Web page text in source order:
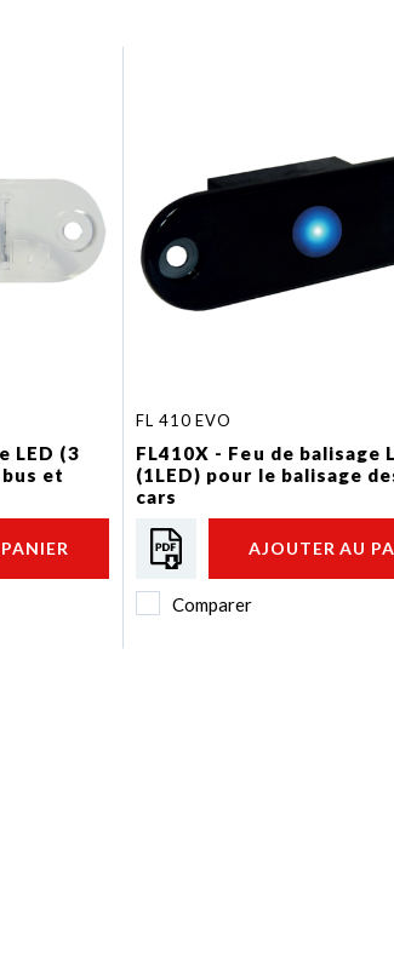
LED (3
et
FL 410 EVO
FL410X - Feu de balisage
(1LED) pour le balisage
cars
AJOUTER AU
Comparer